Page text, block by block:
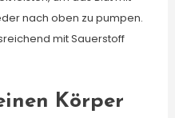
nach oben zu pumpen.
mit Sauerstoff
Körper